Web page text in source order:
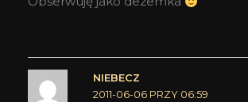
NIEBECZ
2011-06-06 PRZY 06:59